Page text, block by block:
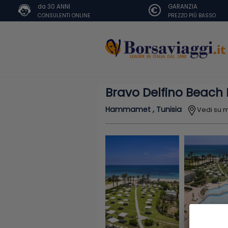
da 30 ANNI
CONSULENTI ONLINE
GARANZIA
PREZZO PIÙ BASSO
Bravo Delfino Beach
Hammamet , Tunisia Vedi su